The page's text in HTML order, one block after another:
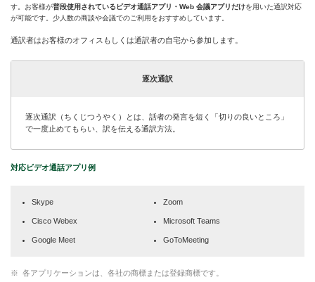
す。お客様が普段使用されているビデオ通話アプリ・Web 会議アプリだけを用いた通訳対応
が可能です。少人数の商談や会議でのご利用をおすすめしています。
通訳者はお客様のオフィスもしくは通訳者の自宅から参加します。
逐次通訳
逐次通訳（ちくじつうやく）とは、話者の発言を短く「切りの良いところ」
で一度止めてもらい、訳を伝える通訳方法。
対応ビデオ通話アプリ例
Skype Zoom
Cisco Webex Microsoft Teams
Google Meet GoToMeeting
各アプリケーションは、各社の商標または登録商標です。